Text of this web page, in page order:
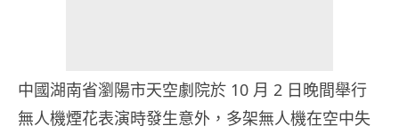
中國湖南省瀏陽市天空劇院於 10 月 2 日晚間舉行
無人機煙花表演時發生意外，多架無人機在空中失